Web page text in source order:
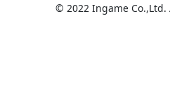
© 2022 Ingame